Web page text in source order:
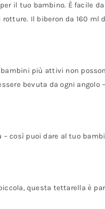
il tuo bambino. È facile
Il biberon da 160 ml
più attivi non
bevuta da ogni angolo
così puoi dare al tuo
questa tettarella è